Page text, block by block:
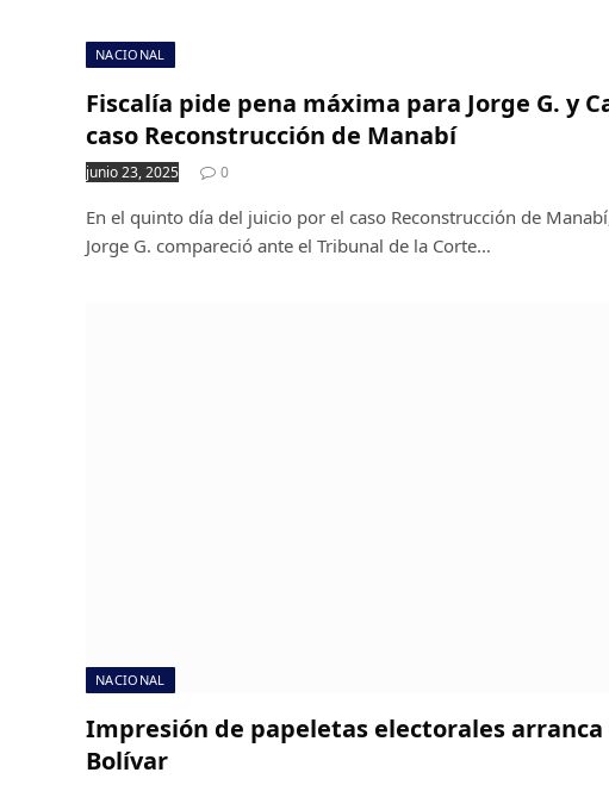
NACIONAL
Fiscalía pide pena máxima para Jorge G. y
caso Reconstrucción de Manabí
junio 23, 2025 0
En el quinto día del juicio por el caso Reconstrucción de
Jorge G. compareció ante el Tribunal de la Corte…
NACIONAL
Impresión de papeletas electorales arranca
Bolívar